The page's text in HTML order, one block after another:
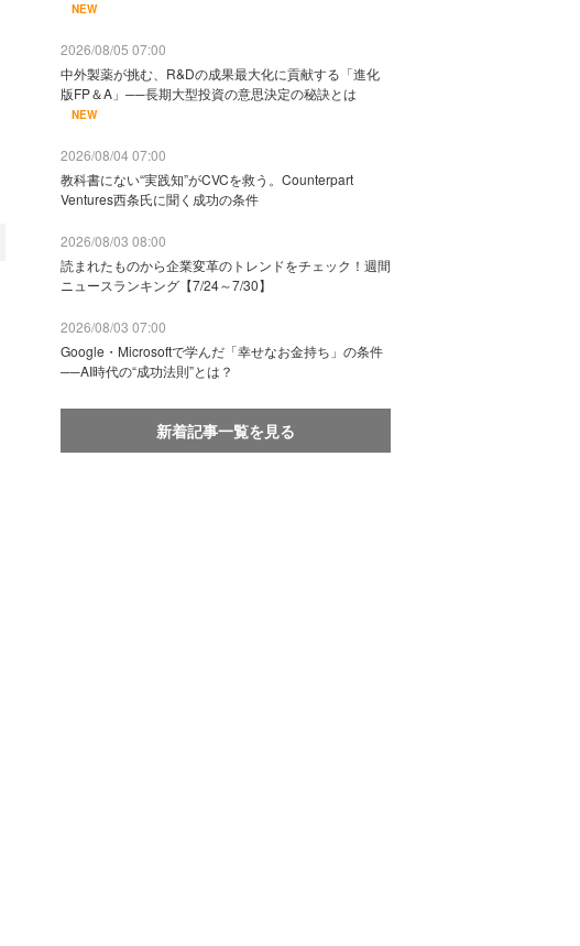
NEW
2026/08/05 07:00
中外製薬が挑む、R&Dの成果最大化に貢献する「進化
版FP＆A」──長期大型投資の意思決定の秘訣とは
NEW
2026/08/04 07:00
教科書にない“実践知”がCVCを救う。Counterpart
Ventures西条氏に聞く成功の条件
2026/08/03 08:00
読まれたものから企業変革のトレンドをチェック！週間
ニュースランキング【7/24～7/30】
2026/08/03 07:00
Google・Microsoftで学んだ「幸せなお金持ち」の条件
──AI時代の“成功法則”とは？
新着記事一覧を見る